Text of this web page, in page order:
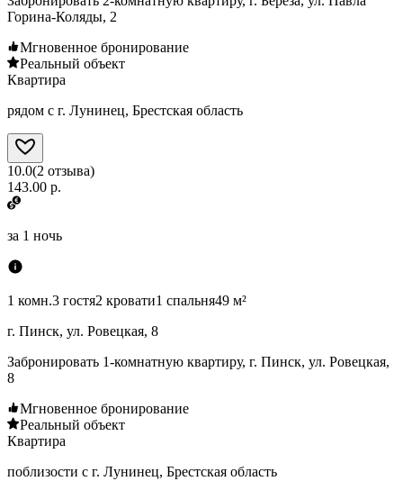
Горина-Коляды, 2
Мгновенное бронирование
Реальный объект
Квартира
рядом с г. Лунинец, Брестская область
10.0(2 отзыва)
143.00 р.
за 1 ночь
1 комн.3 гостя2 кровати1 спальня49 м²
г. Пинск, ул. Ровецкая, 8
Забронировать 1-комнатную квартиру, г. Пинск, ул. Ровецкая,
8
Мгновенное бронирование
Реальный объект
Квартира
поблизости с г. Лунинец, Брестская область